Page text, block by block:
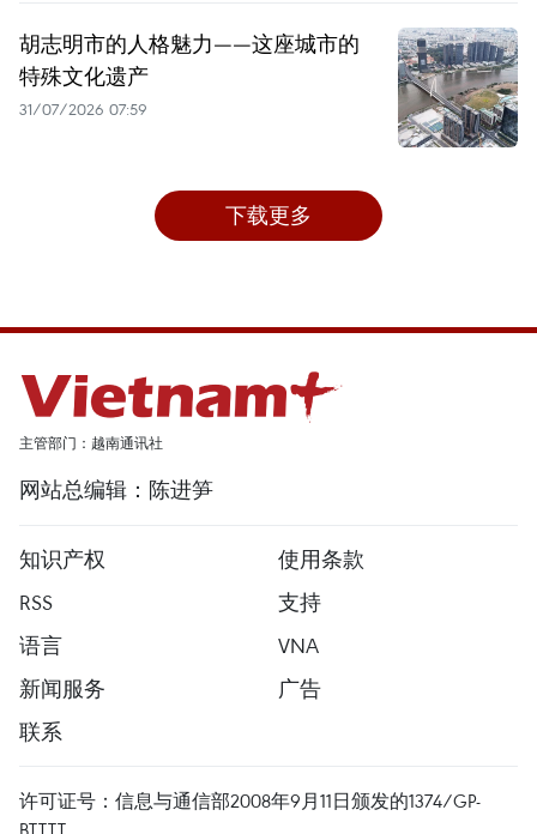
胡志明市的人格魅力——这座城市的
特殊文化遗产
31/07/2026 07:59
下载更多
主管部门：越南通讯社
网站总编辑：陈进笋
知识产权
使用条款
RSS
支持
语言
VNA
新闻服务
广告
联系
许可证号：信息与通信部2008年9月11日颁发的1374/GP-
BTTTT。